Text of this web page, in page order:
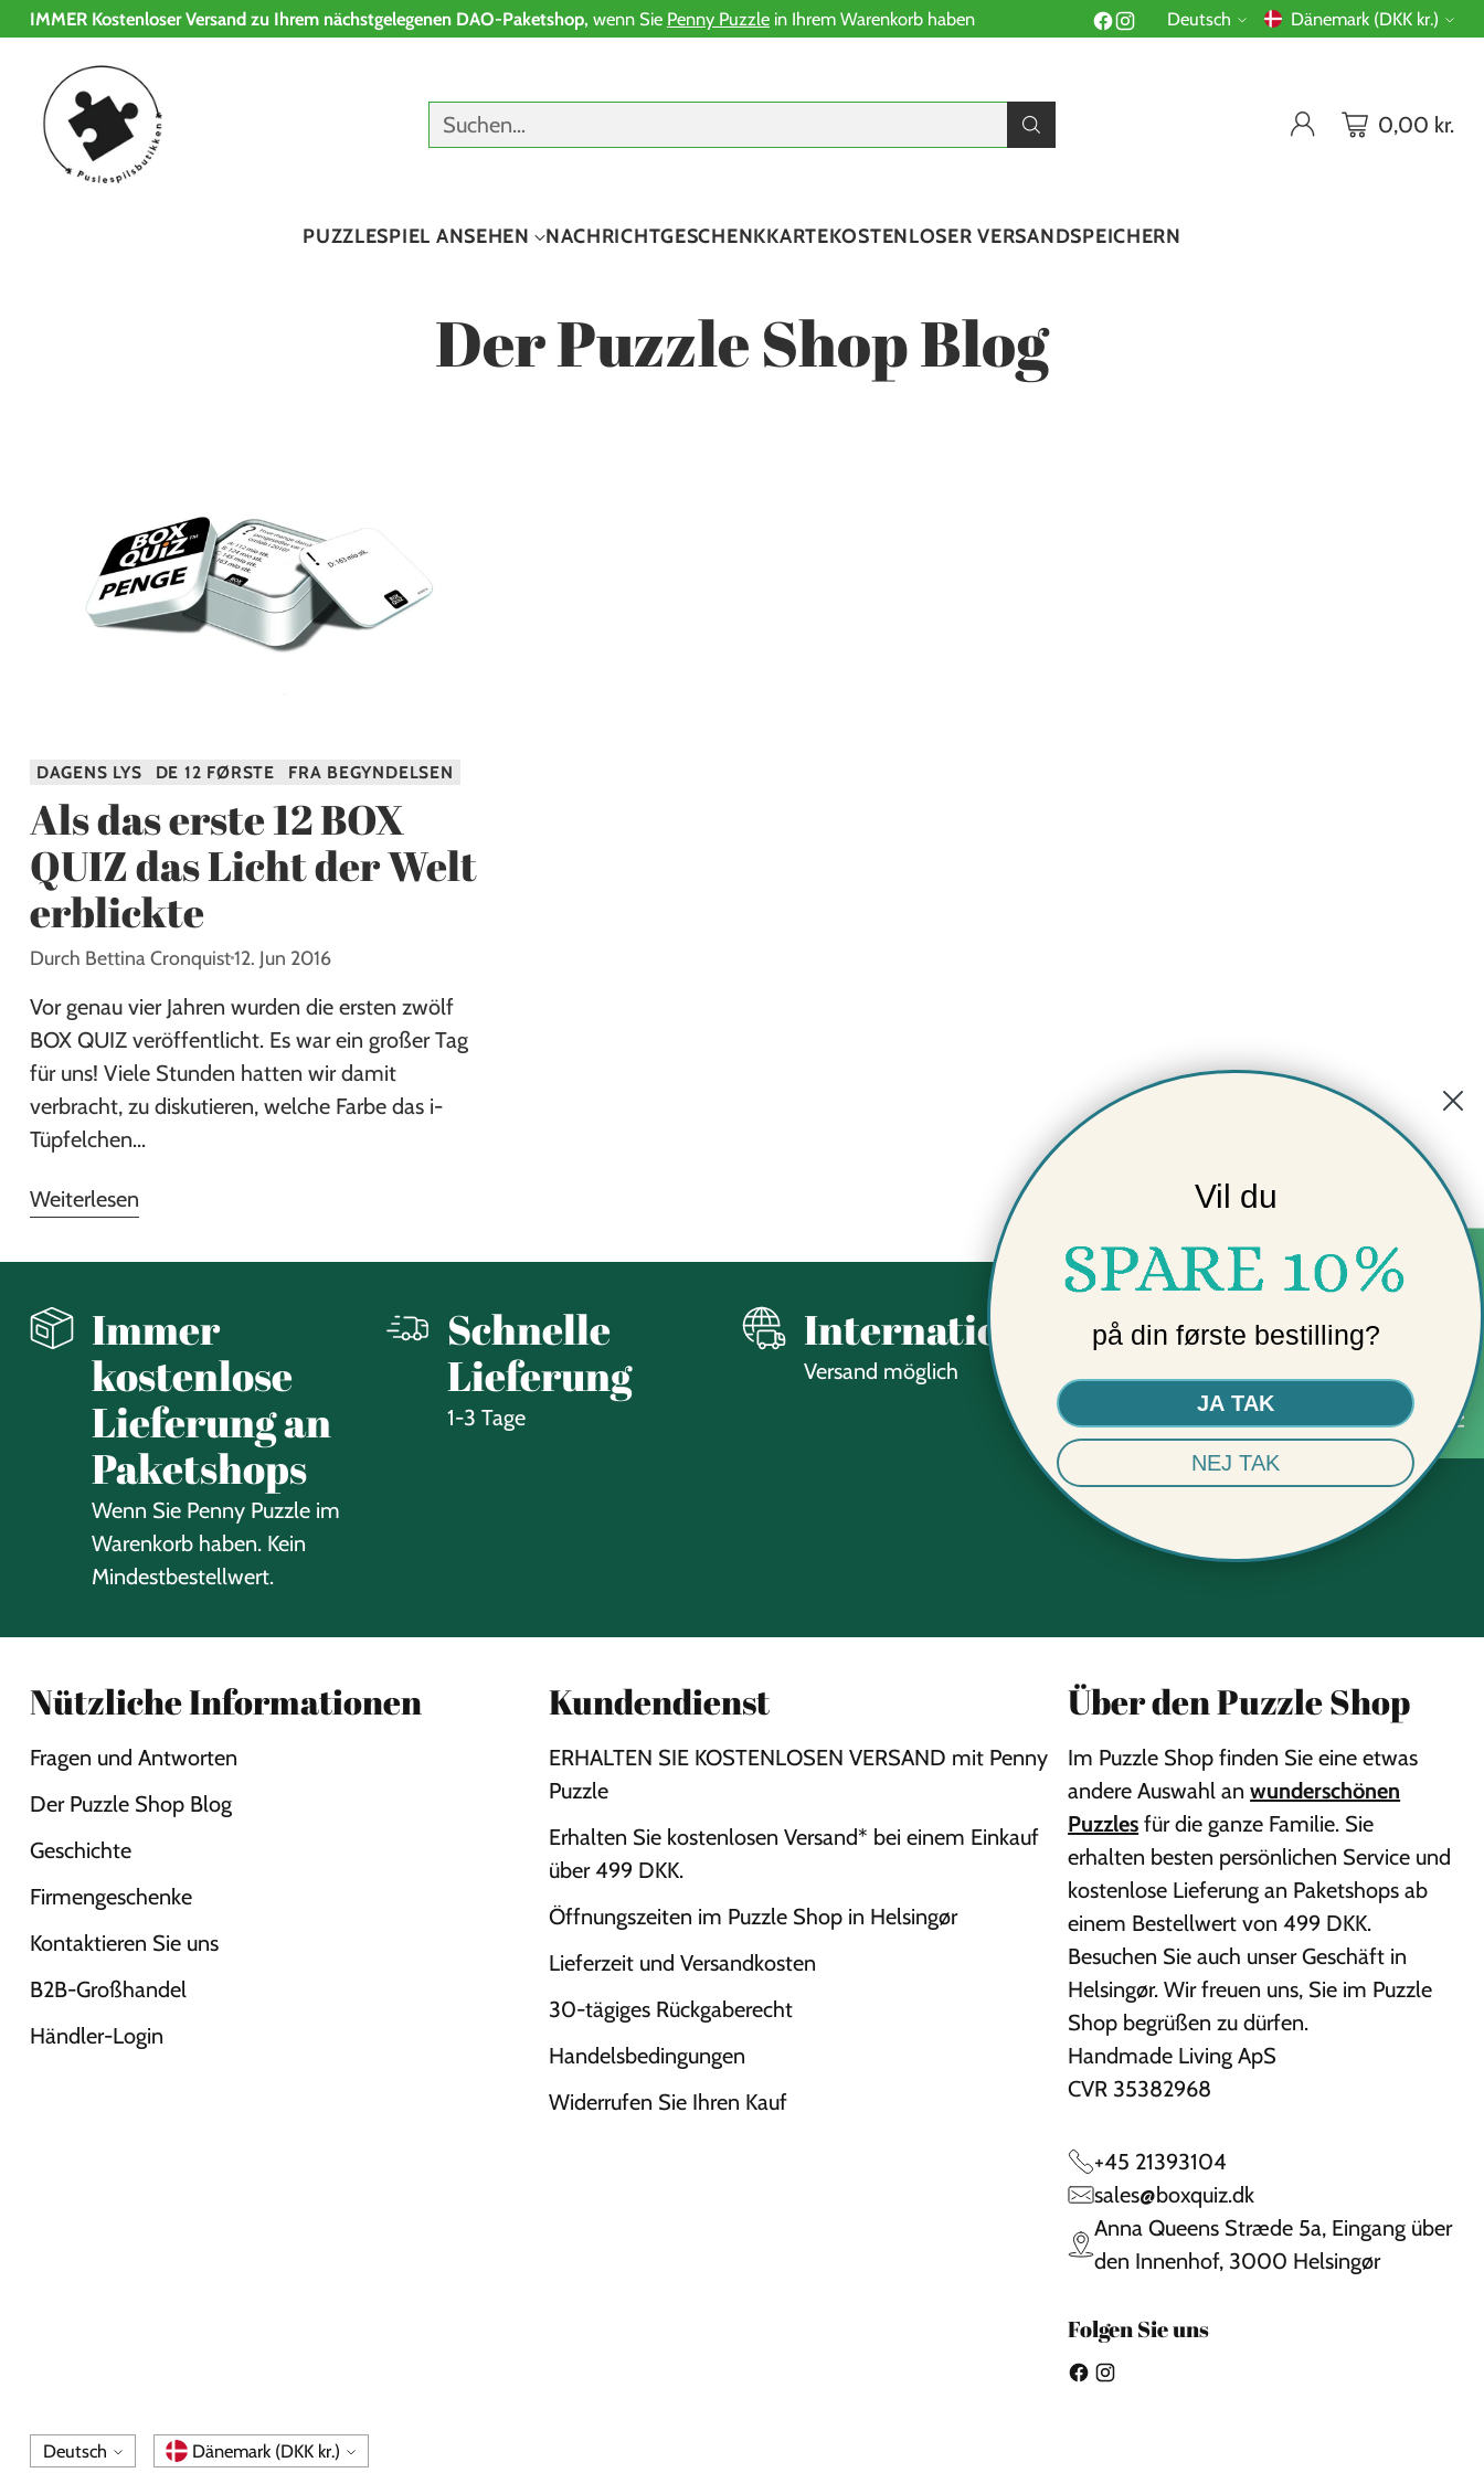
IMMER Kostenloser Versand zu Ihrem nächstgelegenen DAO-Paketshop, wenn Sie Penny Puzzlein Ihrem Warenkorb haben
Sprache
Deutsch
Währung
Dänemark (DKK kr.)
Suchen… 0,00 kr.
PUZZLESPIEL ANSEHEN NACHRICHTGESCHENKKARTEKOSTENLOSER VERSANDSPEICHERN
Der Puzzle Shop Blog
DAGENS LYS DE 12 FØRSTE FRA BEGYNDELSEN
Als das erste 12 BOX
QUIZ das Licht der Welt
erblickte
Durch Bettina Cronquist12. Jun 2016
Vor genau vier Jahren wurden die ersten zwölf
BOX QUIZ veröffentlicht. Es war ein großer Tag
für uns! Viele Stunden hatten wir damit
verbracht, zu diskutieren, welche Farbe das i-
Tüpfelchen...
Weiterlesen
Immer
kostenlose
Lieferung an
Paketshops
Wenn Sie Penny Puzzle im
Warenkorb haben. Kein
Mindestbestellwert.
Schnelle
Lieferung
1-3 Tage
Internationales
Versand möglich
SICHERE
BEZAHLUNG
und das E-Prüfzeichen für
Ihre Sicherheit
Nützliche Informationen
Fragen und Antworten
Der Puzzle Shop Blog
Geschichte
Firmengeschenke
Kontaktieren Sie uns
B2B-Großhandel
Händler-Login
Kundendienst
ERHALTEN SIE KOSTENLOSEN VERSAND mit Penny
Puzzle
Erhalten Sie kostenlosen Versand* bei einem Einkauf
über 499 DKK.
Öffnungszeiten im Puzzle Shop in Helsingør
Lieferzeit und Versandkosten
30-tägiges Rückgaberecht
Handelsbedingungen
Widerrufen Sie Ihren Kauf
Über den Puzzle Shop
Im Puzzle Shop finden Sie eine etwas
andere Auswahl anwunderschönen
Puzzles für die ganze Familie. Sie
erhalten besten persönlichen Service und
kostenlose Lieferung an Paketshops ab
einem Bestellwert von 499 DKK.
Besuchen Sie auch unser Geschäft in
Helsingør. Wir freuen uns, Sie im Puzzle
Shop begrüßen zu dürfen.
Handmade Living ApS
CVR 35382968
+45 21393104
sales@boxquiz.dk
Anna Queens Stræde 5a, Eingang über
den Innenhof, 3000 Helsingør
Folgen Sie uns
Sprache
Deutsch Währung Dänemark (DKK kr.)
★ BEWERTUNGEN
Vil du
på din første bestilling?
JA TAK
NEJ TAK